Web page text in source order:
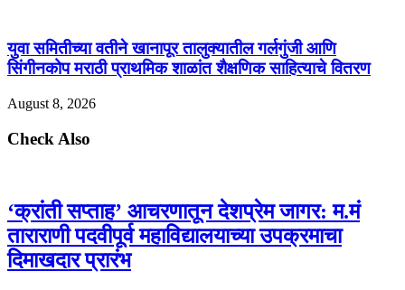
युवा समितीच्या वतीने खानापूर तालुक्यातील गर्लगुंजी आणि
सिंगीनकोप मराठी प्राथमिक शाळांत शैक्षणिक साहित्याचे वितरण
August 8, 2026
Check Also
‘क्रांती सप्ताह’ आचरणातून देशप्रेम जागर: म.मं
ताराराणी पदवीपूर्व महाविद्यालयाच्या उपक्रमाचा
दिमाखदार प्रारंभ